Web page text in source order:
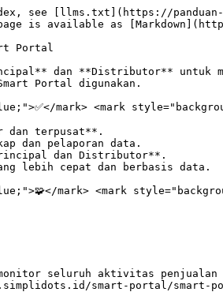
see [llms.txt](https://
is available as
Portal
dan **Distributor**
Portal digunakan.
mark> <mark
dan terpusat**.
dan pelaporan data.
dan Distributor**.
lebih cepat dan berbasis data.
mark> <mark
seluruh aktivitas
smart-portal/smart-